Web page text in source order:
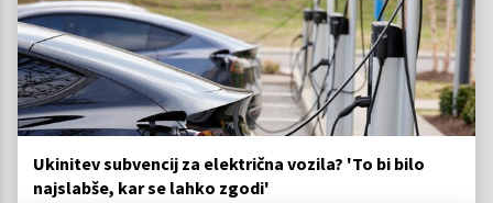
Ukinitev subvencij za električna vozila? 'To bi bilo
najslabše, kar se lahko zgodi'